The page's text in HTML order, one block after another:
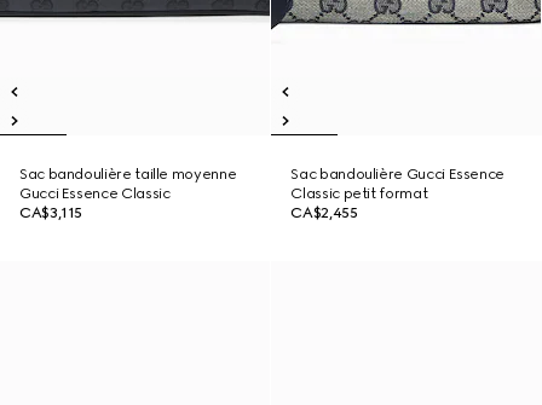
Sac bandoulière taille moyenne
Gucci Essence Classic
CA$3,115
Sac bandoulière Gucci Essence
Classic petit format
CA$2,455